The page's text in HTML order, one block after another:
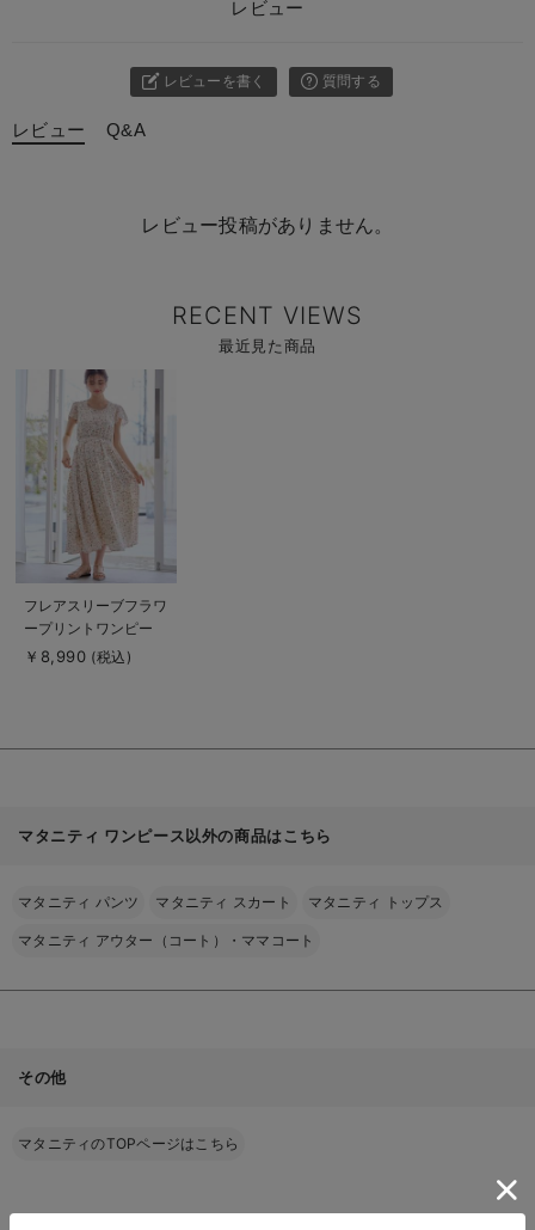
レビュー
レビューを書く 質問する
レビュー Q&A
レビュー投稿がありません。
RECENT VIEWS
最近見た商品
細
を
る
商
品
詳
を
フレアスリーブフラワ
ープリントワンピー
ス マタニティ・産後
￥8,990 (税込)
マタニティ ワンピース以外の商品はこちら
マタニティ パンツ マタニティ スカート マタニティ トップス
マタニティ アウター（コート）・ママコート
その他
マタニティのTOPページはこちら
EVENT